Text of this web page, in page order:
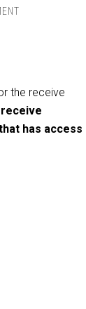
the receive
has access